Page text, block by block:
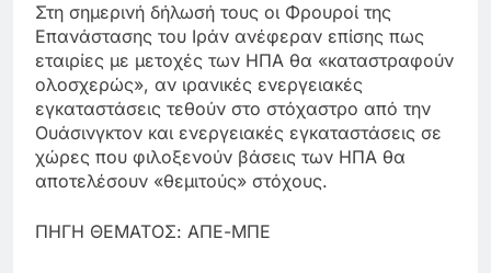
Στη σημερινή δήλωσή τους οι Φρουροί της
Επανάστασης του Ιράν ανέφεραν επίσης πως
εταιρίες με μετοχές των ΗΠΑ θα «καταστραφούν
ολοσχερώς», αν ιρανικές ενεργειακές
εγκαταστάσεις τεθούν στο στόχαστρο από την
Ουάσινγκτον και ενεργειακές εγκαταστάσεις σε
χώρες που φιλοξενούν βάσεις των ΗΠΑ θα
αποτελέσουν «θεμιτούς» στόχους.
ΠΗΓΗ ΘΕΜΑΤΟΣ: ΑΠΕ-ΜΠΕ